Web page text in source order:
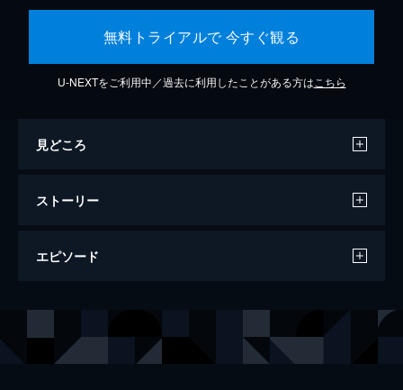
無料トライアルで 今すぐ観る
U-NEXTをご利用中／過去に利用したことがある方は こちら
見どころ
ストーリー
エピソード
帝一の國